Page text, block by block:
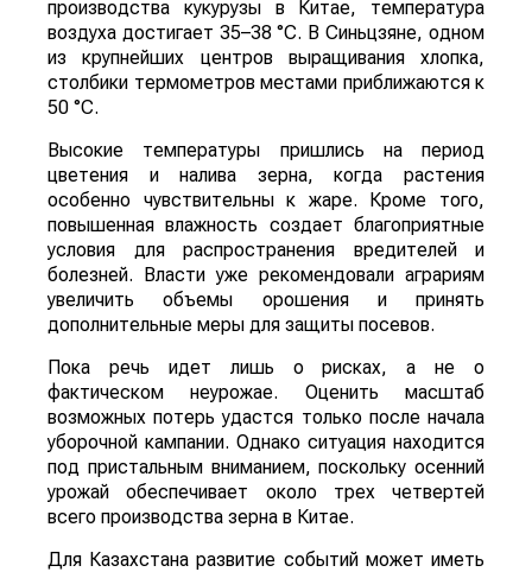
производства кукурузы в Китае, температура
воздуха достигает 35–38 °C. В Синьцзяне, одном
из крупнейших центров выращивания хлопка,
столбики термометров местами приближаются к
50 °C.
Высокие температуры пришлись на период
цветения и налива зерна, когда растения
особенно чувствительны к жаре. Кроме того,
повышенная влажность создает благоприятные
условия для распространения вредителей и
болезней. Власти уже рекомендовали аграриям
увеличить объемы орошения и принять
дополнительные меры для защиты посевов.
Пока речь идет лишь о рисках, а не о
фактическом неурожае. Оценить масштаб
возможных потерь удастся только после начала
уборочной кампании. Однако ситуация находится
под пристальным вниманием, поскольку осенний
урожай обеспечивает около трех четвертей
всего производства зерна в Китае.
Для Казахстана развитие событий может иметь